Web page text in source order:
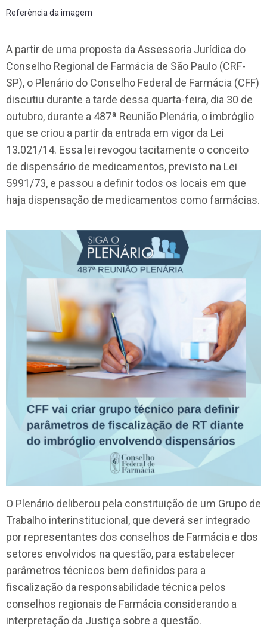
Referência da imagem
A partir de uma proposta da Assessoria Jurídica do
Conselho Regional de Farmácia de São Paulo (CRF-
SP), o Plenário do Conselho Federal de Farmácia (CFF)
discutiu durante a tarde dessa quarta-feira, dia 30 de
outubro, durante a 487ª Reunião Plenária, o imbróglio
que se criou a partir da entrada em vigor da Lei
13.021/14. Essa lei revogou tacitamente o conceito
de dispensário de medicamentos, previsto na Lei
5991/73, e passou a definir todos os locais em que
haja dispensação de medicamentos como farmácias.
O Plenário deliberou pela constituição de um Grupo de
Trabalho interinstitucional, que deverá ser integrado
por representantes dos conselhos de Farmácia e dos
setores envolvidos na questão, para estabelecer
parâmetros técnicos bem definidos para a
fiscalização da responsabilidade técnica pelos
conselhos regionais de Farmácia considerando a
interpretação da Justiça sobre a questão.